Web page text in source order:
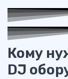
Кому
DJ